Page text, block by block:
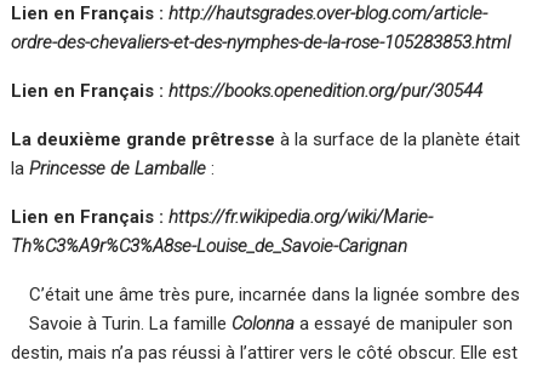
Lien en Français : http://hautsgrades.over-blog.com/article-
ordre-des-chevaliers-et-des-nymphes-de-la-rose-105283853.html
Lien en Français : https://books.openedition.org/pur/30544
La deuxième grande prêtresse à la surface de la planète était
laPrincesse de Lamballe :
Lien en Français : https://fr.wikipedia.org/wiki/Marie-
Th%C3%A9r%C3%A8se-Louise_de_Savoie-Carignan
C’était une âme très pure, incarnée dans la lignée sombre des
Savoie à Turin. La famille Colonnaa essayé de manipuler son
destin, mais n’a pas réussi à l’attirer vers le côté obscur. Elle est